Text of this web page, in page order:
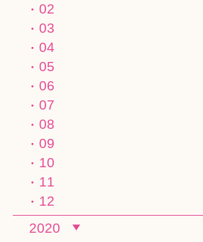
02
03
04
05
06
07
08
09
10
11
12
2020